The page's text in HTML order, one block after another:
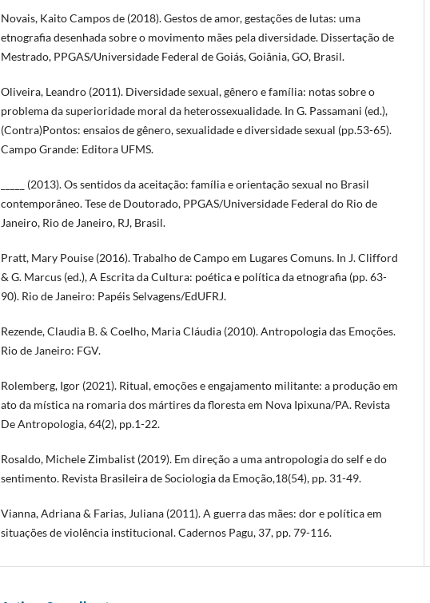
Novais, Kaito Campos de (2018). Gestos de amor, gestações de lutas: uma
etnografia desenhada sobre o movimento mães pela diversidade. Dissertação de
Mestrado, PPGAS/Universidade Federal de Goiás, Goiânia, GO, Brasil.
Oliveira, Leandro (2011). Diversidade sexual, gênero e família: notas sobre o
problema da superioridade moral da heterossexualidade. In G. Passamani (ed.),
(Contra)Pontos: ensaios de gênero, sexualidade e diversidade sexual (pp.53-65).
Campo Grande: Editora UFMS.
_____ (2013). Os sentidos da aceitação: família e orientação sexual no Brasil
contemporâneo. Tese de Doutorado, PPGAS/Universidade Federal do Rio de
Janeiro, Rio de Janeiro, RJ, Brasil.
Pratt, Mary Pouise (2016). Trabalho de Campo em Lugares Comuns. In J. Clifford
& G. Marcus (ed.), A Escrita da Cultura: poética e política da etnografia (pp. 63-
90). Rio de Janeiro: Papéis Selvagens/EdUFRJ.
Rezende, Claudia B. & Coelho, Maria Cláudia (2010). Antropologia das Emoções.
Rio de Janeiro: FGV.
Rolemberg, Igor (2021). Ritual, emoções e engajamento militante: a produção em
ato da mística na romaria dos mártires da floresta em Nova Ipixuna/PA. Revista
De Antropologia, 64(2), pp.1-22.
Rosaldo, Michele Zimbalist (2019). Em direção a uma antropologia do self e do
sentimento. Revista Brasileira de Sociologia da Emoção,18(54), pp. 31-49.
Vianna, Adriana & Farias, Juliana (2011). A guerra das mães: dor e política em
situações de violência institucional. Cadernos Pagu, 37, pp. 79-116.